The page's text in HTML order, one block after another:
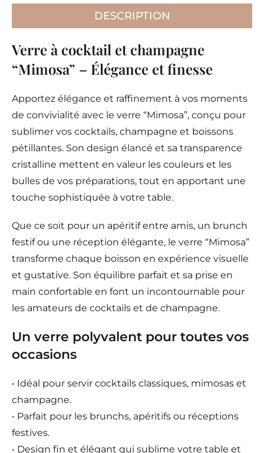
DESCRIPTION
Verre à cocktail et champagne
“Mimosa” – Élégance et finesse
Apportez élégance et raffinement à vos moments
de convivialité avec le verre “Mimosa”, conçu pour
sublimer vos cocktails, champagne et boissons
pétillantes. Son design élancé et sa transparence
cristalline mettent en valeur les couleurs et les
bulles de vos préparations, tout en apportant une
touche sophistiquée à votre table.
Que ce soit pour un apéritif entre amis, un brunch
festif ou une réception élégante, le verre “Mimosa”
transforme chaque boisson en expérience visuelle
et gustative. Son équilibre parfait et sa prise en
main confortable en font un incontournable pour
les amateurs de cocktails et de champagne.
Un verre polyvalent pour toutes vos
occasions
• Idéal pour servir cocktails classiques, mimosas et
champagne.
• Parfait pour les brunchs, apéritifs ou réceptions
festives.
• Design fin et élégant qui sublime votre table et